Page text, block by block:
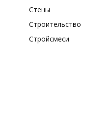
Стены
Строительство
Стройсмеси